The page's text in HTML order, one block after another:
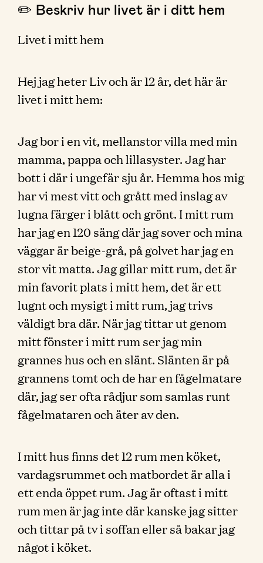
✏️ Beskriv hur livet är i ditt hem
Livet i mitt hem
Hej jag heter Liv och är 12 år, det här är
livet i mitt hem:
Jag bor i en vit, mellanstor villa med min
mamma, pappa och lillasyster. Jag har
bott i där i ungefär sju år. Hemma hos mig
har vi mest vitt och grått med inslag av
lugna färger i blått och grönt. I mitt rum
har jag en 120 säng där jag sover och mina
väggar är beige-grå, på golvet har jag en
stor vit matta. Jag gillar mitt rum, det är
min favorit plats i mitt hem, det är ett
lugnt och mysigt i mitt rum, jag trivs
väldigt bra där. När jag tittar ut genom
mitt fönster i mitt rum ser jag min
grannes hus och en slänt. Slänten är på
grannens tomt och de har en fågelmatare
där, jag ser ofta rådjur som samlas runt
fågelmataren och äter av den.
I mitt hus finns det 12 rum men köket,
vardagsrummet och matbordet är alla i
ett enda öppet rum. Jag är oftast i mitt
rum men är jag inte där kanske jag sitter
och tittar på tv i soffan eller så bakar jag
något i köket.